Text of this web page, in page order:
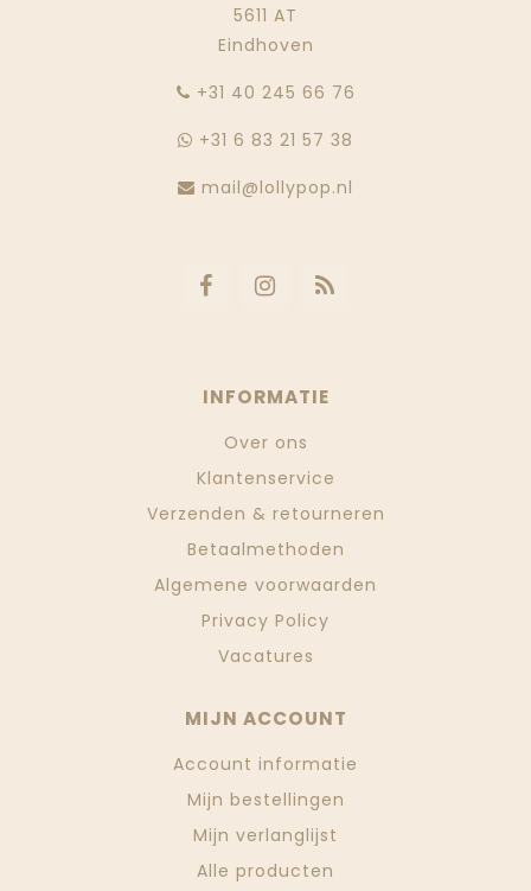
5611 AT
Eindhoven
‭+31 40 245 66 76
+31 6 83 21 57 38
mail@lollypop.nl
INFORMATIE
Over ons
Klantenservice
Verzenden & retourneren
Betaalmethoden
Algemene voorwaarden
Privacy Policy
Vacatures
MIJN ACCOUNT
Account informatie
Mijn bestellingen
Mijn verlanglijst
Alle producten